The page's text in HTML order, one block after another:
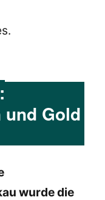
Gold
wurde die